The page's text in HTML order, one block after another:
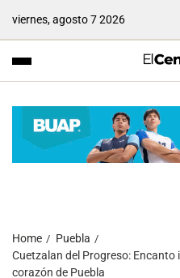
viernes, agosto 7 2026
Home
Puebla
Cuetzalan del Progreso: Encanto
corazón de Puebla